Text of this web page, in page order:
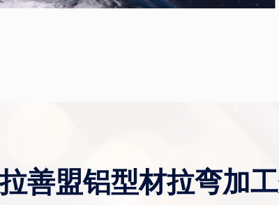
善盟铝型材拉弯加